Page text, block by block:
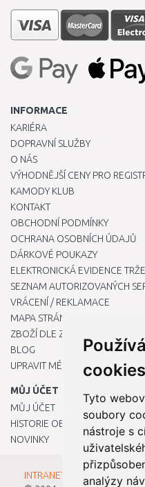
cookies
Tyto
soubory
nástroje s
analýzy
INFORMACE
KARIÉRA
DOPRAVNÍ SLUŽBY
O NÁS
VÝHODNĚJŠÍ CENY PRO
KAMODY KLUB
KONTAKT
OBCHODNÍ PODMÍNKY
OCHRANA OSOBNÍCH ÚDAJŮ
DÁRKOVÉ POUKAZY
ELEKTRONICKÁ EVIDENCE
SEZNAM AUTORIZOVANÝCH
VRÁCENÍ / REKLAMACE
MAPA STRÁNKY
ZBOŽÍ DLE ZNAČEK
BLOG
UPRAVIT MÉ PŘEDVOLBY
MŮJ ÚČET
MŮJ ÚČET
HISTORIE OBJEDNÁVEK
NOVINKY
INTRANET - Přihlášení pro